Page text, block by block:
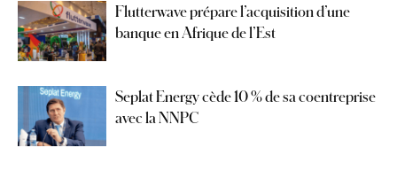
Flutterwave prépare l’acquisition d’une
banque en Afrique de l’Est
Seplat Energy cède 10 % de sa coentreprise
avec la NNPC